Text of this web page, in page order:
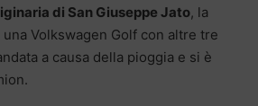
di San Giuseppe Jato, la
Volkswagen Golf con altre tre
a causa della pioggia e si è